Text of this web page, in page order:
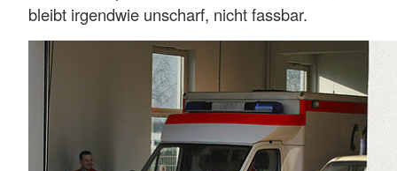
bleibt irgendwie unscharf, nicht fassbar.